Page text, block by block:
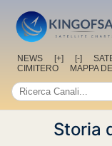
NEWS [+] [-]
CIMITERO
MAPPA
Storia